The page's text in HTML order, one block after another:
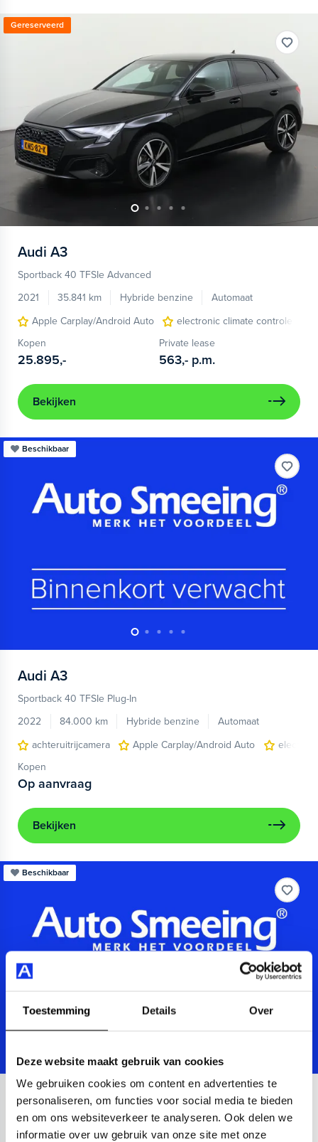
Toestemming Details Over
Deze website maakt gebruik van cookies
We gebruiken cookies om content en advertenties te
personaliseren, om functies voor social media te bieden
en om ons websiteverkeer te analyseren. Ook delen we
informatie over uw gebruik van onze site met onze
Gereserveerd
Audi A3
Sportback 40 TFSIe Advanced
2021
35.841 km Hybride benzine
Automaat
Apple Carplay/Android Auto
electronic climate controle
Kopen
25.895,-
Private lease
563,- p.m.
Bekijken
Beschikbaar
Audi A3
Sportback 40 TFSIe Plug-In
2022
84.000 km Hybride benzine
Automaat
achteruitrijcamera
Apple Carplay/Android Auto
Kopen
Op aanvraag
Bekijken
Beschikbaar
Audi A3
Sportback 40 TFSIe Advanced